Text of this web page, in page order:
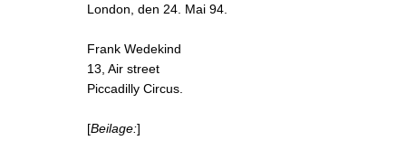
London, den 24. Mai 94.
Frank Wedekind
13, Air street
Piccadilly Circus.
[Beilage:]